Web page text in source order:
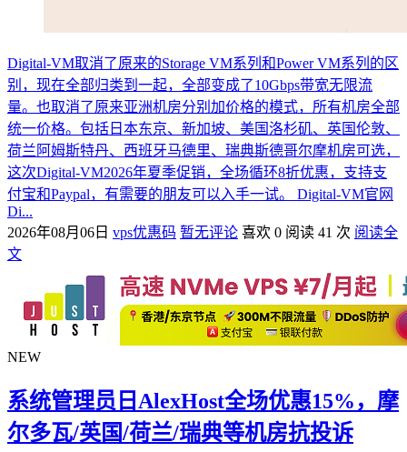
Digital-VM取消了原来的Storage VM系列和Power VM系列的区
别，现在全部归类到一起，全部变成了10Gbps带宽无限流
量。也取消了原来亚洲机房分别加价格的模式，所有机房全部
统一价格。包括日本东京、新加坡、美国洛杉矶、英国伦敦、
荷兰阿姆斯特丹、西班牙马德里、瑞典斯德哥尔摩机房可选，
这次Digital-VM2026年夏季促销，全场循环8折优惠，支持支
付宝和Paypal，有需要的朋友可以入手一试。 Digital-VM官网
Di...
2026年08月06日 vps优惠码 暂无评论 喜欢 0 阅读 41 次 阅读全
文
NEW
系统管理员日AlexHost全场优惠15%，摩
尔多瓦/英国/荷兰/瑞典等机房抗投诉